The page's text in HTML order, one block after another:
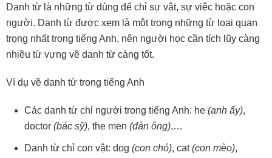
Danh từ là những từ dùng để chỉ sự vật, sự việc hoặc con
người. Danh từ được xem là một trong những từ loại quan
trọng nhất trong tiếng Anh, nên người học cần tích lũy càng
nhiều từ vựng về danh từ càng tốt.
Ví dụ về danh từ trong tiếng Anh
Các danh từ chỉ người trong tiếng Anh: he (anh ấy),
doctor (bác sỹ), the men (đàn ông),…
Danh từ chỉ con vật: dog (con chó), cat(con mèo),